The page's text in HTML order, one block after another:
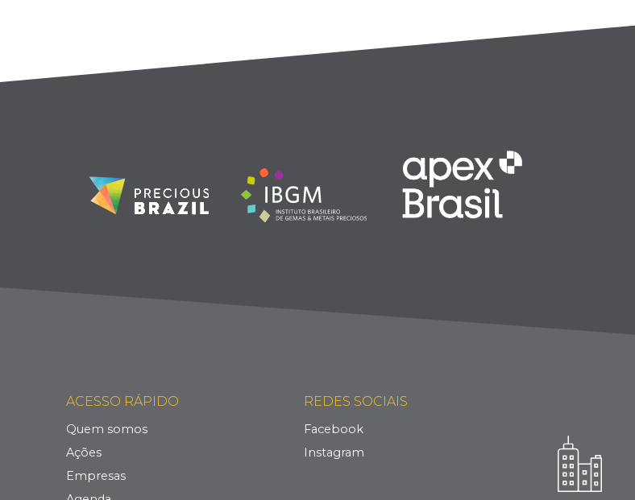
ACESSO RÁPIDO
Quem somos
Ações
Empresas
REDES SOCIAIS
Facebook
Instagram